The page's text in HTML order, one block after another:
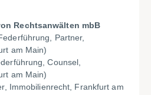
Rechtsanwälten mbB
Partner,
am Main)
Counsel,
am Main)
Immobilienrecht, Frankfurt am